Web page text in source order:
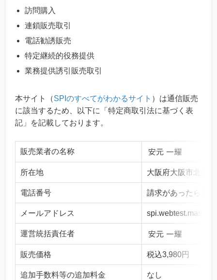
訪問購入
連鎖販売取引
電話勧誘販売
特定継続的役務提供
業務提供誘引販売取引
本サイト（SPIのすべてがわかるサイト ）は通信販売
に該当するため、以下に「特定商取引法に基づく表
記」を記載しております。
販売業者の名称
所在地 大阪府大阪市北区
電話番号 請求があったら遅
メールアドレス
運営統括責任者
販売価格 税込3,980円
追加手数料等の追加料金 なし